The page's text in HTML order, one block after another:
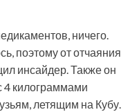
ничего.
поэтому от отчаяния
инсайдер. Также он
4 килограммами
летящим на Кубу.